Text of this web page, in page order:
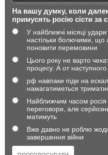
На вашу думку, коли
примусять росію сісти за
У найближчі місяці удари
настільки болючими, що
поновити перемовини
Цього року не варто
процесу. А от
рф навпаки піде на
намагатиметься
Найближчим часом
переговори, але
матимуть
Вже давно не роблю
завершення війни